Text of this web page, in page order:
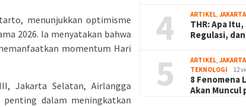
menunjukkan optimisme
2026. Ia menyatakan bahwa
momentum Hari
Jakarta Selatan, Airlangga
dalam meningkatkan
4 ARTIKEL ,
THR: Apa
Regulasi,
5 ARTIKEL ,
TEKNOLOGI
12
8 Fenomena
Akan Muncul